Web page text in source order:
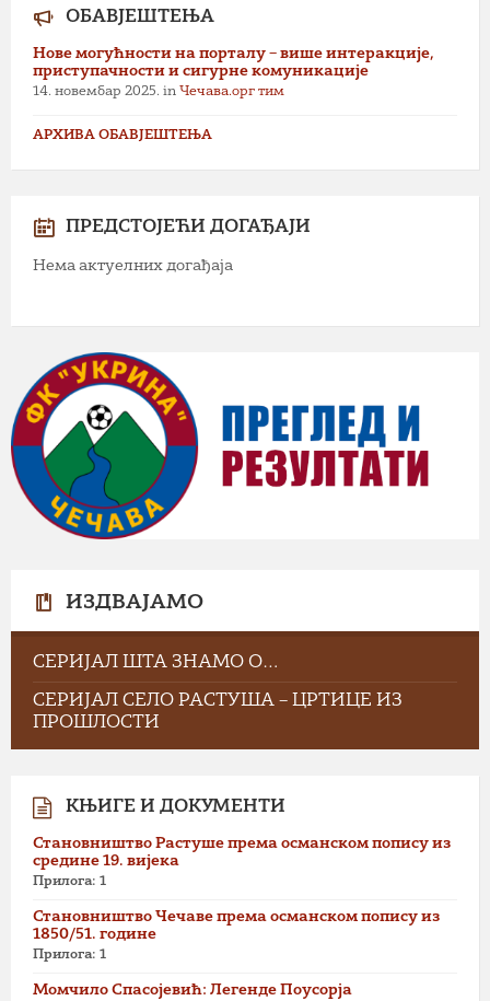
ОБАВЈЕШТЕЊА
Нове могућности на порталу – више интеракције,
приступачности и сигурне комуникације
14. новембар 2025. in Чечава.орг тим
АРХИВА ОБАВЈЕШТЕЊА
ПРЕДСТОЈЕЋИ ДОГАЂАЈИ
Нема актуелних догађаја
ИЗДВАЈАМО
СЕРИЈАЛ ШТА ЗНАМО О…
СЕРИЈАЛ СЕЛО РАСТУША – ЦРТИЦЕ ИЗ
ПРОШЛОСТИ
КЊИГЕ И ДОКУМЕНТИ
Становништво Растуше према османском попису из
средине 19. вијека
Прилога: 1
Становништво Чечаве према османском попису из
1850/51. године
Прилога: 1
Момчило Спасојевић: Легенде Поусорја